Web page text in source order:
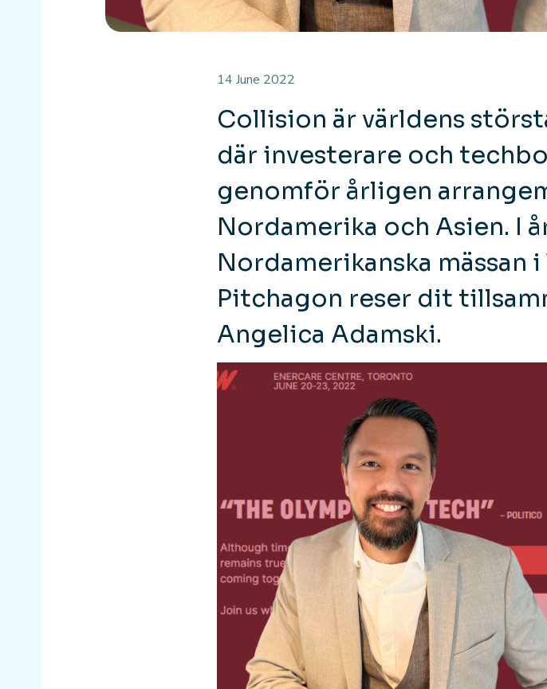
14 June 2022
Collision är världens
där investerare och
genomför årligen
Nordamerika och Asien. I
Nordamerikanska mässan
Pitchagon reser dit
Angelica Adamski.